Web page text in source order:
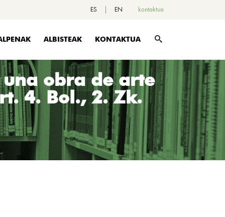
ES EN kontaktua
ALBISTEAK KONTAKTUA
una obra de arte
4. Bol., 2. Zk.